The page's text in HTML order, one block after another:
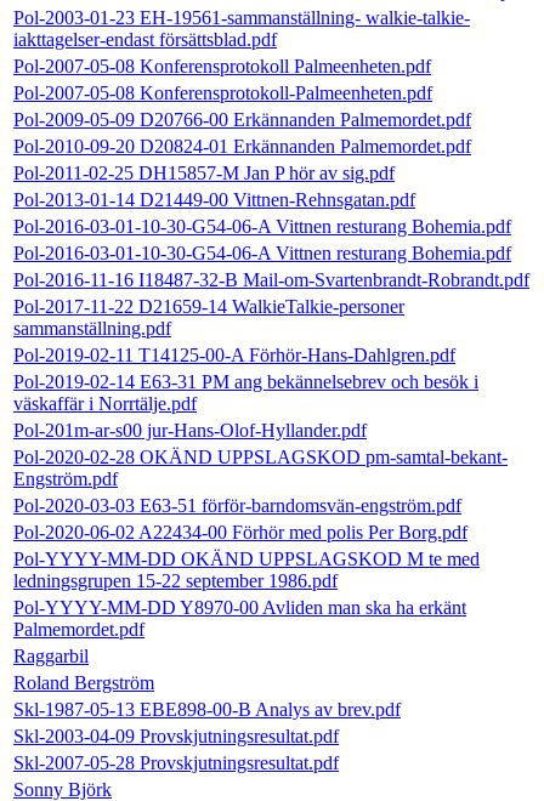
Pol-2003-01-23 EH-19561-sammanställning- walkie-talkie-
iakttagelser-endast försättsblad.pdf
Pol-2007-05-08 Konferensprotokoll Palmeenheten.pdf
Pol-2007-05-08 Konferensprotokoll-Palmeenheten.pdf
Pol-2009-05-09 D20766-00 Erkännanden Palmemordet.pdf
Pol-2010-09-20 D20824-01 Erkännanden Palmemordet.pdf
Pol-2011-02-25 DH15857-M Jan P hör av sig.pdf
Pol-2013-01-14 D21449-00 Vittnen-Rehnsgatan.pdf
Pol-2016-03-01-10-30-G54-06-A Vittnen resturang Bohemia.pdf
Pol-2016-03-01-10-30-G54-06-A Vittnen resturang Bohemia.pdf
Pol-2016-11-16 I18487-32-B Mail-om-Svartenbrandt-Robrandt.pdf
Pol-2017-11-22 D21659-14 WalkieTalkie-personer
sammanställning.pdf
Pol-2019-02-11 T14125-00-A Förhör-Hans-Dahlgren.pdf
Pol-2019-02-14 E63-31 PM ang bekännelsebrev och besök i
väskaffär i Norrtälje.pdf
Pol-201m-ar-s00 jur-Hans-Olof-Hyllander.pdf
Pol-2020-02-28 OKÄND UPPSLAGSKOD pm-samtal-bekant-
Engström.pdf
Pol-2020-03-03 E63-51 förför-barndomsvän-engström.pdf
Pol-2020-06-02 A22434-00 Förhör med polis Per Borg.pdf
Pol-YYYY-MM-DD OKÄND UPPSLAGSKOD M te med
ledningsgrupen 15-22 september 1986.pdf
Pol-YYYY-MM-DD Y8970-00 Avliden man ska ha erkänt
Palmemordet.pdf
Raggarbil
Roland Bergström
Skl-1987-05-13 EBE898-00-B Analys av brev.pdf
Skl-2003-04-09 Provskjutningsresultat.pdf
Skl-2007-05-28 Provskjutningsresultat.pdf
Sonny Björk